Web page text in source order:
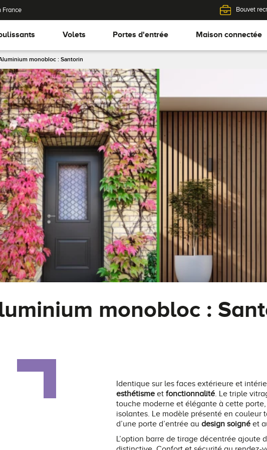
France Bouvet
Volets Portes d'entrée Maison connectée
monobloc : Santorin
monobloc :
Identique sur les faces extérieure et
esthétisme et fonctionnalité. Le triple
touche moderne et élégante à cette
isolantes. Le modèle présenté en couleur
d’une porte d’entrée au design soigné et
L’option barre de tirage décentrée ajoute